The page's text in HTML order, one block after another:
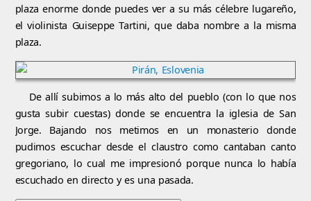
plaza enorme donde puedes ver a su más célebre lugareño,
el violinista Guiseppe Tartini, que daba nombre a la misma
plaza.
De allí subimos a lo más alto del pueblo (con lo que nos
gusta subir cuestas) donde se encuentra la iglesia de San
Jorge. Bajando nos metimos en un monasterio donde
pudimos escuchar desde el claustro como cantaban canto
gregoriano, lo cual me impresionó porque nunca lo había
escuchado en directo y es una pasada.